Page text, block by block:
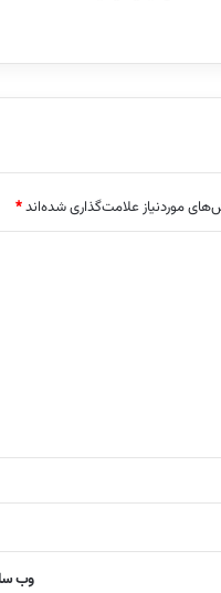
موردنیاز علامت‌گذاری شده‌اند*
وب‌